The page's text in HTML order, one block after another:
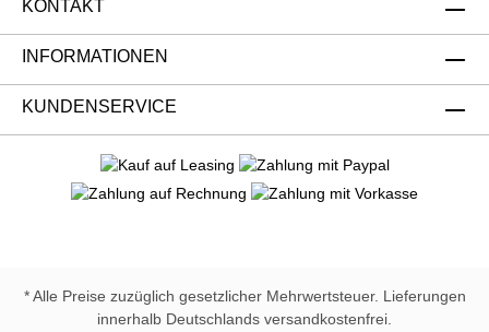
KONTAKT
INFORMATIONEN
KUNDENSERVICE
* Alle Preise zuzüglich gesetzlicher Mehrwertsteuer. Lieferungen
innerhalb Deutschlands versandkostenfrei.